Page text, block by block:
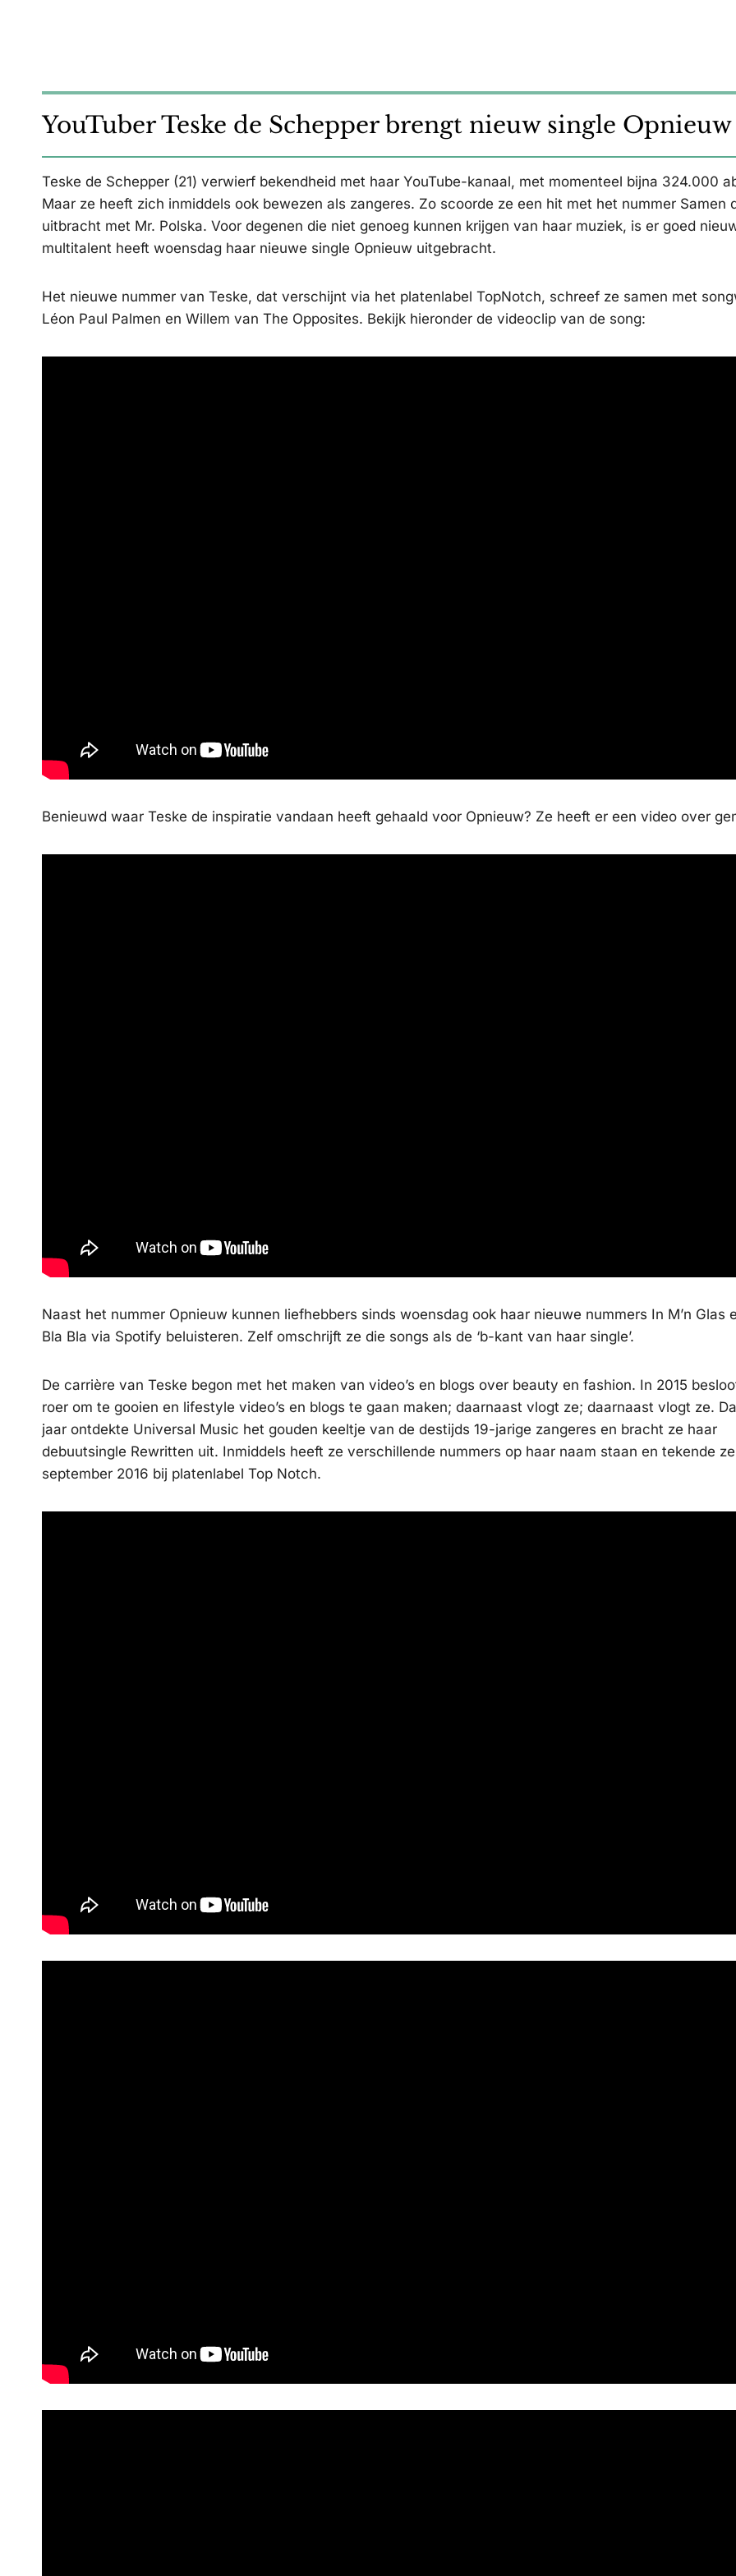
YouTuber Teske de Schepper brengt nieuw single
Teske de Schepper (21) verwierf bekendheid met haar YouTube-kanaal, met momenteel bijna 324.000
Maar ze heeft zich inmiddels ook bewezen als zangeres. Zo scoorde ze een hit met het nummer Samen
uitbracht met Mr. Polska. Voor degenen die niet genoeg kunnen krijgen van haar muziek, is er goed
multitalent heeft woensdag haar nieuwe single Opnieuw uitgebracht.
Het nieuwe nummer van Teske, dat verschijnt via het platenlabel TopNotch, schreef ze samen met
Léon Paul Palmen en Willem van The Opposites. Bekijk hieronder de videoclip van de song:
Benieuwd waar Teske de inspiratie vandaan heeft gehaald voor Opnieuw? Ze heeft er een video over
Naast het nummer Opnieuw kunnen liefhebbers sinds woensdag ook haar nieuwe nummers In M’n Glas
Bla Bla via Spotify beluisteren. Zelf omschrijft ze die songs als de ‘b-kant van haar single’.
De carrière van Teske begon met het maken van video’s en blogs over beauty en fashion. In 2015
roer om te gooien en lifestyle video’s en blogs te gaan maken; daarnaast vlogt ze; daarnaast vlogt ze.
jaar ontdekte Universal Music het gouden keeltje van de destijds 19-jarige zangeres en bracht ze haar
debuutsingle Rewritten uit. Inmiddels heeft ze verschillende nummers op haar naam staan en tekende
september 2016 bij platenlabel Top Notch.